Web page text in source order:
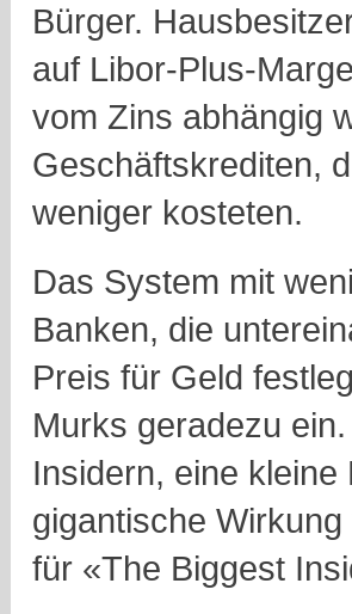
Bürger.
auf Libor-Plus-
vom Zins abhängig
Geschäftskrediten,
weniger kosteten.
Das System mit
Banken, die
Preis für Geld
Murks geradezu
Insidern, eine kleine
gigantische
für «The Biggest